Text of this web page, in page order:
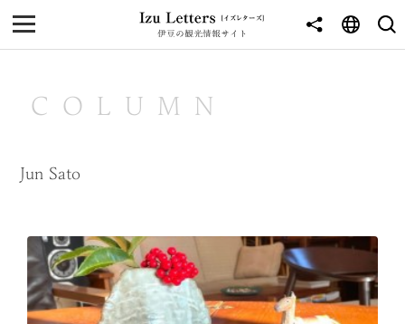
伊豆の観光情報サイト
MENU
NEWS
JOURNEY
西伊豆
南伊豆
COLUMN
Jun Sato